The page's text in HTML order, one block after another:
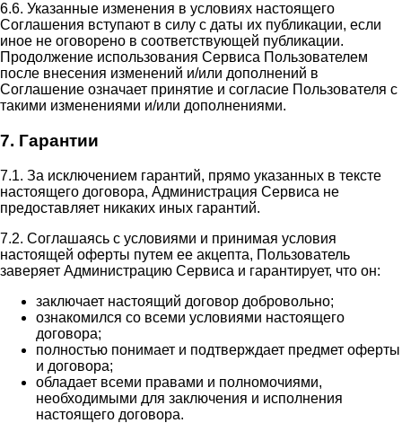
6.6. Указанные изменения в условиях настоящего
Соглашения вступают в силу с даты их публикации, если
иное не оговорено в соответствующей публикации.
Продолжение использования Сервиса Пользователем
после внесения изменений и/или дополнений в
Соглашение означает принятие и согласие Пользователя с
такими изменениями и/или дополнениями.
7. Гарантии
7.1. За исключением гарантий, прямо указанных в тексте
настоящего договора, Администрация Сервиса не
предоставляет никаких иных гарантий.
7.2. Соглашаясь с условиями и принимая условия
настоящей оферты путем ее акцепта, Пользователь
заверяет Администрацию Сервиса и гарантирует, что он:
заключает настоящий договор добровольно;
ознакомился со всеми условиями настоящего
договора;
полностью понимает и подтверждает предмет оферты
и договора;
обладает всеми правами и полномочиями,
необходимыми для заключения и исполнения
настоящего договора.